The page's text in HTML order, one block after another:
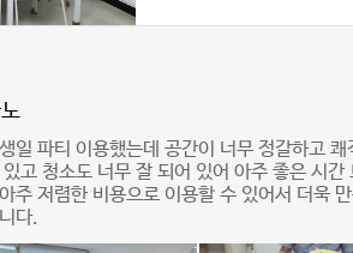
일 파티 이용했는데 공간이 너무 정갈하고
고 청소도 너무 잘 되어 있어 아주 좋은 시
주 저렴한 비용으로 이용할 수 있어서 더욱
다.